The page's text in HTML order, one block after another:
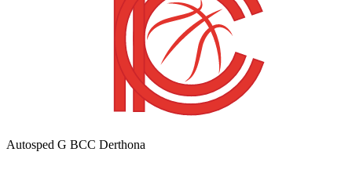
Autosped G BCC Derthona